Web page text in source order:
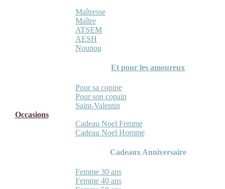
Maîtresse
Maître
ATSEM
AESH
Nounou
Et pour les amoureux
Pour sa copine
Pour son copain
Saint-Valentin
Occasions
Cadeau Noel Femme
Cadeau Noel Homme
Cadeaux Anniversaire
Femme 30 ans
Femme 40 ans